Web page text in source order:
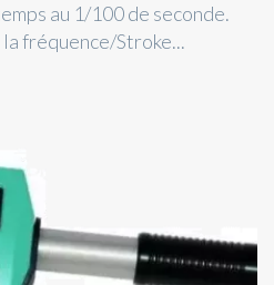
au 1/100 de seconde.
fréquence/Stroke...